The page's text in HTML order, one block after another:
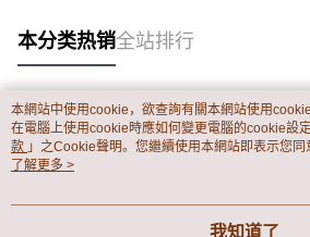
本分类热销全站排行
热门标签
本網站中使用cookie，欲查詢有關本網站使用
在電腦上使用cookie時應如何變更電腦的cookie設
款 」之Cookie聲明。您繼續使用本網站即表示您
之Cookie聲明使用cookie。
了解更多 >
我知道了